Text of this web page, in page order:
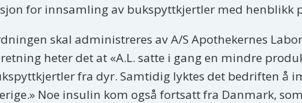
for innsamling av bukspyttkjertler med henblikk
skal administreres av A/S Apothekernes
heter det at «A.L. satte i gang en mindre
fra dyr. Samtidig lyktes det bedriften å
Noe insulin kom også fortsatt fra Danmark,